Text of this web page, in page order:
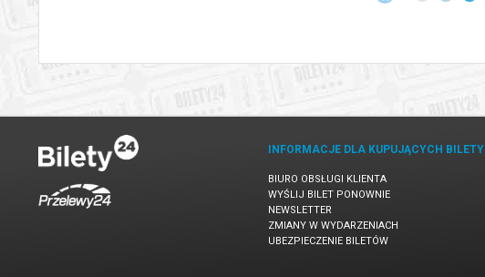
INFORMACJE DLA KUPUJĄCYCH BILETY
BIURO OBSŁUGI KLIENTA
WYŚLIJ BILET PONOWNIE
NEWSLETTER
ZMIANY W WYDARZENIACH
UBEZPIECZENIE BILETÓW